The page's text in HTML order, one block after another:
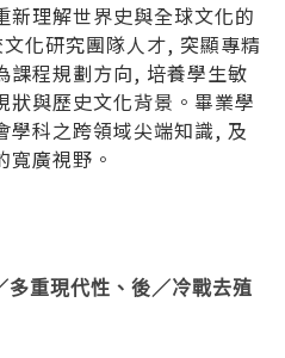
新理解世界史與全球文化的
化研究團隊人才, 突顯專精
課程規劃方向, 培養學生敏
狀與歷史文化背景。畢業學
學科之跨領域尖端知識, 及
寬廣視野。
多重現代性、後／冷戰去殖